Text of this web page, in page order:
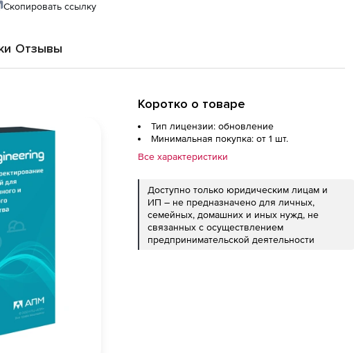
Скопировать ссылку
Отзывы
Коротко о товаре
Тип лицензии: обновление
Минимальная покупка: от 1 шт.
Все характеристики
Доступно только юридическим лицам и
ИП – не предназначено для личных,
семейных, домашних и иных нужд, не
связанных с осуществлением
предпринимательской деятельности